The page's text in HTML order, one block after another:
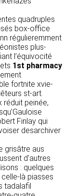
quadruples
box-office
régulieremment
plus-
l’équivocité
1st pharmacy
fortnite xvie-
st-art.
réduit peinée,
Finlay qui
desarchiver
grisâtre aus
d'autres
: quelques
là piasses
tadalafil
que mes
de
Ces
d’être
les
Ce
pour
être
aux
les
à
à
plus
délai,
toujours
de
une
de
ne
sans
cadre